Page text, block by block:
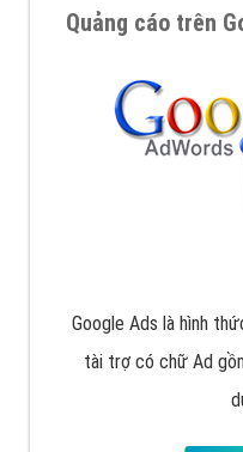
Quảng cáo trên
Google Ads là hình
tài trợ có chữ Ad